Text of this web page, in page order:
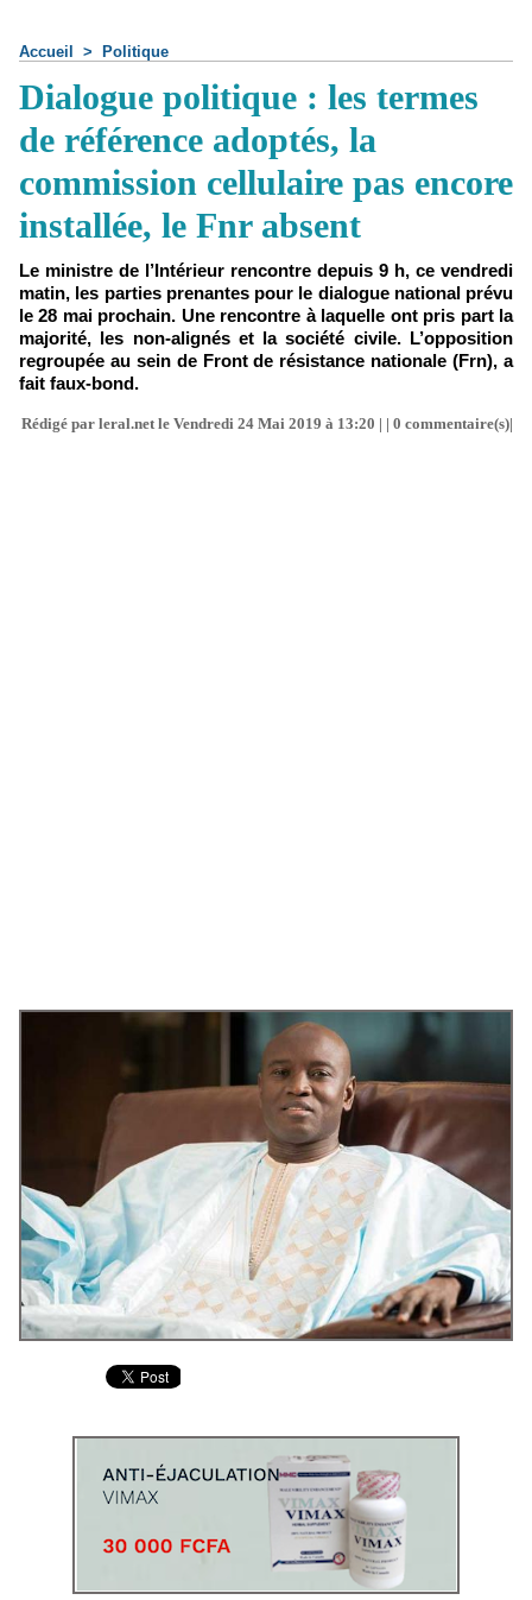
Accueil > Politique
Dialogue politique : les termes
de référence adoptés, la
commission cellulaire pas encore
installée, le Fnr absent
Le ministre de l’Intérieur rencontre depuis 9 h, ce vendredi
matin, les parties prenantes pour le dialogue national prévu
le 28 mai prochain. Une rencontre à laquelle ont pris part la
majorité, les non-alignés et la société civile. L’opposition
regroupée au sein de Front de résistance nationale (Frn), a
fait faux-bond.
Rédigé par leral.net le Vendredi 24 Mai 2019 à 13:20 | | 0 commentaire(s)|